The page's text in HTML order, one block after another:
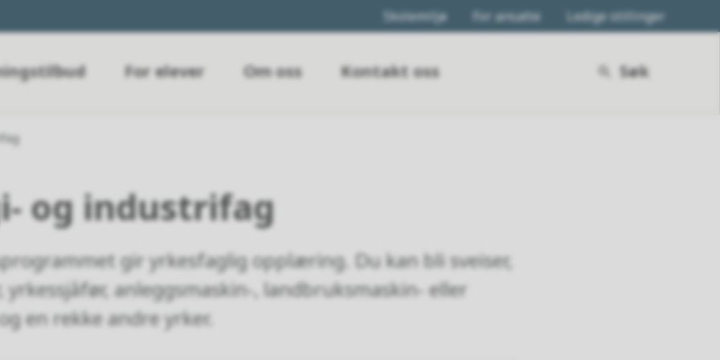
Skolemiljø For ansatte Ledige stillinger
For elever Om oss Kontakt oss Søk
og industrifag
gir yrkesfaglig opplæring. Du kan bli sveiser,
anleggsmaskin-, landbruksmaskin- eller
en rekke andre yrker.